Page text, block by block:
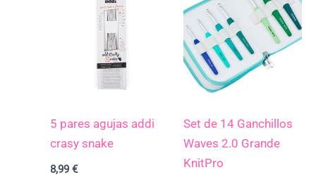
5 pares agujas addi
crasy snake
8,99 €
Set de 14 Ganchillos
Waves 2.0 Grande
KnitPro